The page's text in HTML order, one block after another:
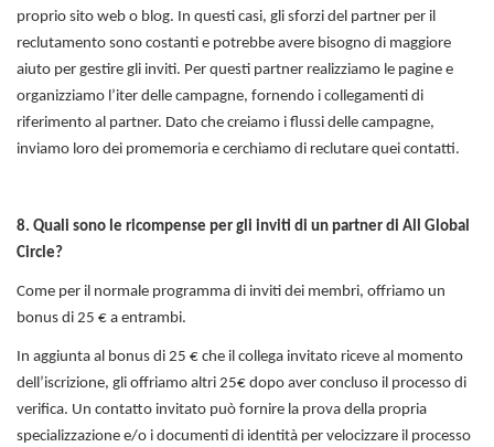
proprio sito web o blog. In questi casi, gli sforzi del partner per il
reclutamento sono costanti e potrebbe avere bisogno di maggiore
aiuto per gestire gli inviti. Per questi partner realizziamo le pagine e
organizziamo l’iter delle campagne, fornendo i collegamenti di
riferimento al partner. Dato che creiamo i flussi delle campagne,
inviamo loro dei promemoria e cerchiamo di reclutare quei contatti.
8. Quali sono le ricompense per gli inviti di un partner di All Global
Circle?
Come per il normale programma di inviti dei membri, offriamo un
bonus di 25 € a entrambi.
In aggiunta al bonus di 25 € che il collega invitato riceve al momento
dell’iscrizione, gli offriamo altri 25€ dopo aver concluso il processo di
verifica. Un contatto invitato può fornire la prova della propria
specializzazione e/o i documenti di identità per velocizzare il processo